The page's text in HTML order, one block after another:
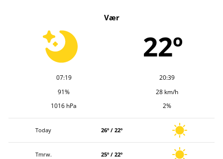
Vær
22º
07:19
20:39
91%
28 km/h
1016 hPa
2%
Today 26º / 22º
Tmrw. 25º / 22º